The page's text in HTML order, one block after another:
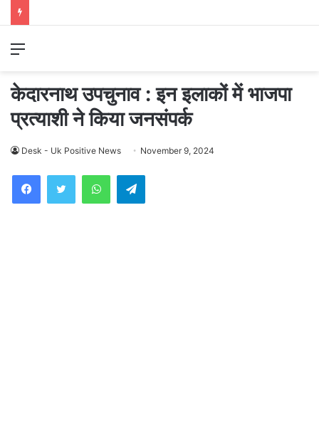
Menu
केदारनाथ उपचुनाव : इन इलाकों में भाजपा
प्रत्याशी ने किया जनसंपर्क
Desk - Uk Positive News November 9, 2024
WhatsAppTelegram